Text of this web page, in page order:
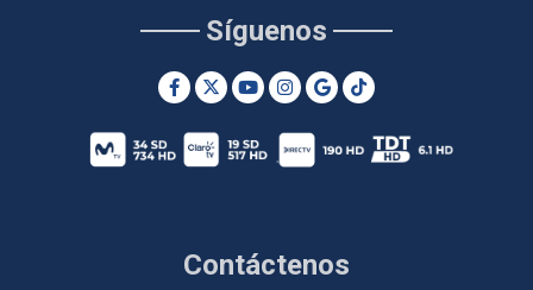
Contáctenos
Síguenos